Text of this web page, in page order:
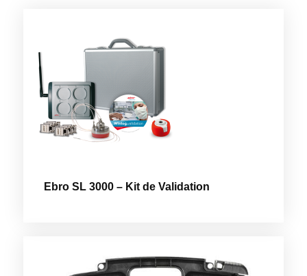
Ebro SL 3000 – Kit de Validation